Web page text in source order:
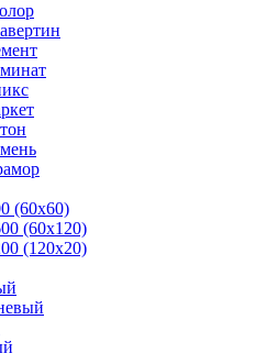
(60х60)
(60х120)
(120x20)